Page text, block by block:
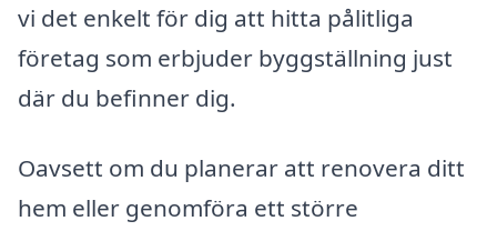
vi det enkelt för dig att hitta pålitliga
företag som erbjuder byggställning just
där du befinner dig.
Oavsett om du planerar att renovera ditt
hem eller genomföra ett större